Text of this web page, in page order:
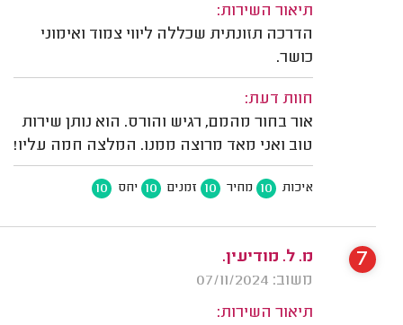
תיאור השירות:
הדרכה תזונתית שכללה ליווי צמוד ואימוני
כושר.
חוות דעת:
אור בחור מהמם, רגיש והורס. הוא נותן שירות
טוב ואני מאד מרוצה ממנו. המלצה חמה עליו!
איכות 10 מחיר 10 זמנים 10 יחס 10
מ. ל. מודיעין.
משוב: 07/11/2024
תיאור השירות:
7